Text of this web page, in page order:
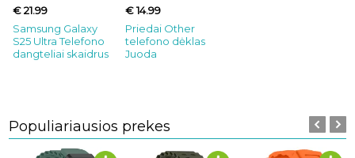
€ 21.99
Samsung Galaxy
S25 Ultra Telefono
dangteliai skaidrus
€ 14.99
Priedai Other
telefono dėklas
Juoda
Populiariausios prekes